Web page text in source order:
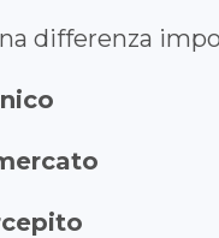
differenza